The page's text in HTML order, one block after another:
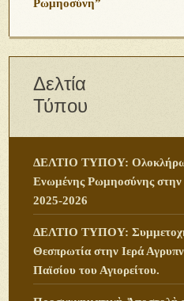
Ρωμηοσύνη”
Δελτία
Τύπου
ΔΕΛΤΙΟ ΤΥΠΟΥ:
Ενωμένης Ρωμηοσύνης στην
2025-2026
ΔΕΛΤΙΟ ΤΥΠΟΥ:
Θεσπρωτία στην Ιερά
Παϊσίου του Αγιορείτου.